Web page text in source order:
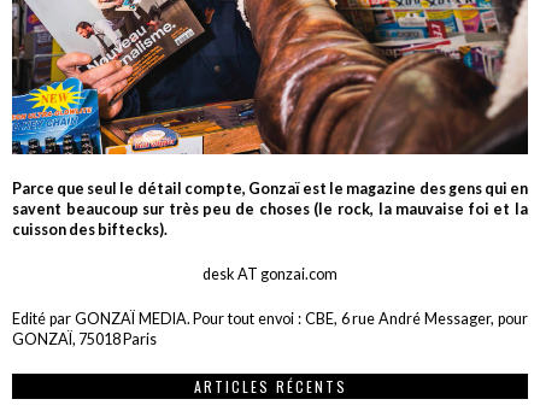
Parce que seul le détail compte, Gonzaï est le magazine des gens qui en
savent beaucoup sur très peu de choses (le rock, la mauvaise foi et la
cuisson des biftecks).
desk AT gonzai.com
Edité par GONZAÏ MEDIA. Pour tout envoi : CBE, 6 rue André Messager, pour
GONZAÏ, 75018 Paris
ARTICLES RÉCENTS